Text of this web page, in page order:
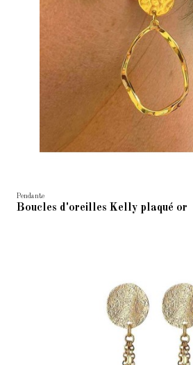
Pendante
Boucles d'oreilles Kelly plaqué or